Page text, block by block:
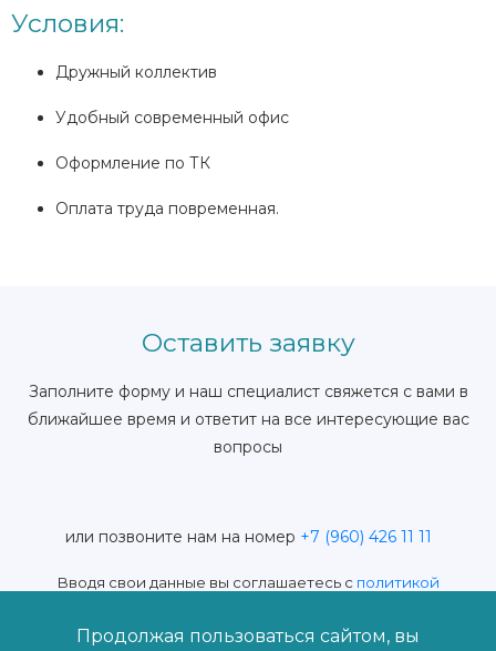
Условия:
Дружный коллектив
Удобный современный офис
Оформление по ТК
Оплата труда повременная.
Оставить заявку
Заполните форму и наш специалист свяжется с вами в
ближайшее время и ответит на все интересующие вас
вопросы
или позвоните нам на номер +7 (960) 426 11 11
Вводя свои данные вы соглашаетесь с политикой